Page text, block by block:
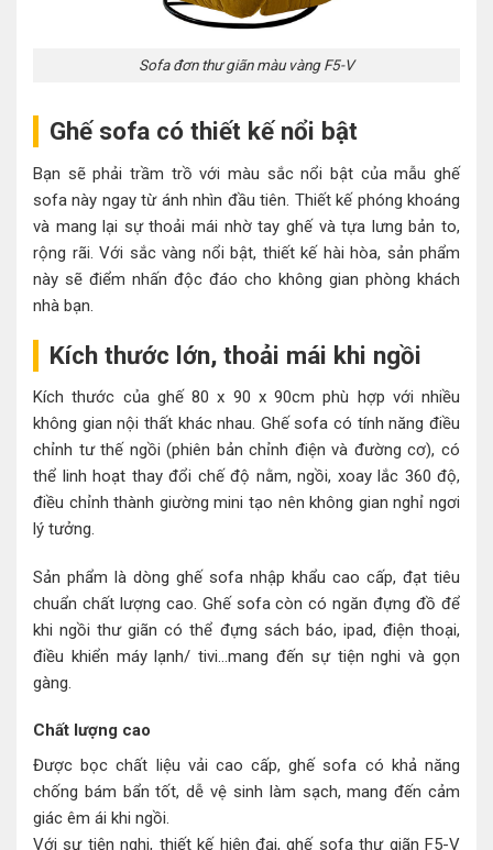
Sofa đơn thư giãn màu vàng F5-V
Ghế sofa có thiết kế nổi bật
Bạn sẽ phải trầm trồ với màu sắc nổi bật của mẫu ghế
sofa này ngay từ ánh nhìn đầu tiên. Thiết kế phóng khoáng
và mang lại sự thoải mái nhờ tay ghế và tựa lưng bản to,
rộng rãi. Với sắc vàng nổi bật, thiết kế hài hòa, sản phẩm
này sẽ điểm nhấn độc đáo cho không gian phòng khách
nhà bạn.
Kích thước lớn, thoải mái khi ngồi
Kích thước của ghế 80 x 90 x 90cm phù hợp với nhiều
không gian nội thất khác nhau. Ghế sofa có tính năng điều
chỉnh tư thế ngồi (phiên bản chỉnh điện và đường cơ), có
thể linh hoạt thay đổi chế độ nằm, ngồi, xoay lắc 360 độ,
điều chỉnh thành giường mini tạo nên không gian nghỉ ngơi
lý tưởng.
Sản phẩm là dòng ghế sofa nhập khẩu cao cấp, đạt tiêu
chuẩn chất lượng cao. Ghế sofa còn có ngăn đựng đồ để
khi ngồi thư giãn có thể đựng sách báo, ipad, điện thoại,
điều khiển máy lạnh/ tivi…mang đến sự tiện nghi và gọn
gàng.
Chất lượng cao
Được bọc chất liệu vải cao cấp, ghế sofa có khả năng
chống bám bẩn tốt, dễ vệ sinh làm sạch, mang đến cảm
giác êm ái khi ngồi.
Với sự tiện nghi, thiết kế hiện đại, ghế sofa thư giãn F5-V